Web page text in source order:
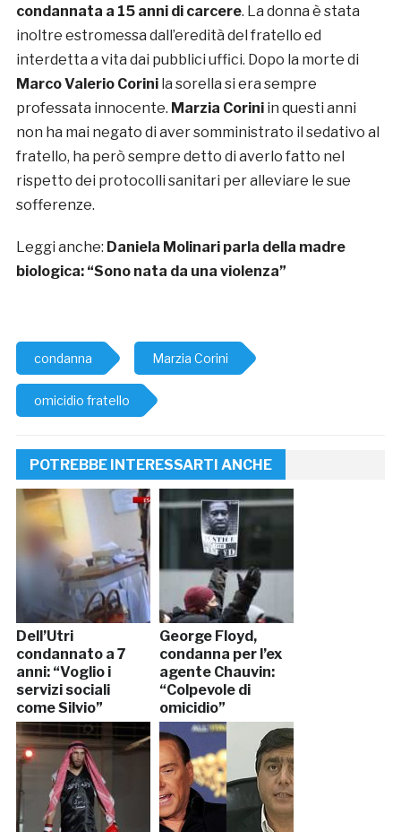
condannata a 15 anni di carcere. La donna è stata
inoltre estromessa dall’eredità del fratello ed
interdetta a vita dai pubblici uffici. Dopo la morte di
Marco Valerio Corini la sorella si era sempre
professata innocente. Marzia Corini in questi anni
non ha mai negato di aver somministrato il sedativo al
fratello, ha però sempre detto di averlo fatto nel
rispetto dei protocolli sanitari per alleviare le sue
sofferenze.
Leggi anche: Daniela Molinari parla della madre
biologica: “Sono nata da una violenza”
condanna Marzia Corini
omicidio fratello
POTREBBE INTERESSARTI ANCHE
Dell’Utri
condannato a 7
anni: “Voglio i
servizi sociali
come Silvio”
George Floyd,
condanna per l’ex
agente Chauvin:
“Colpevole di
omicidio”